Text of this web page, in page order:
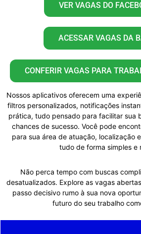
VER VAGAS DO
ACESSAR VAGAS DA
CONFERIR VAGAS PARA
Nossos aplicativos oferecem uma
filtros personalizados, notificações
prática, tudo pensado para facilitar sua
chances de sucesso. Você pode
para sua área de atuação, localização
tudo de forma simples e
Não perca tempo com buscas
desatualizados. Explore as vagas
passo decisivo rumo à sua nova
futuro do seu trabalho